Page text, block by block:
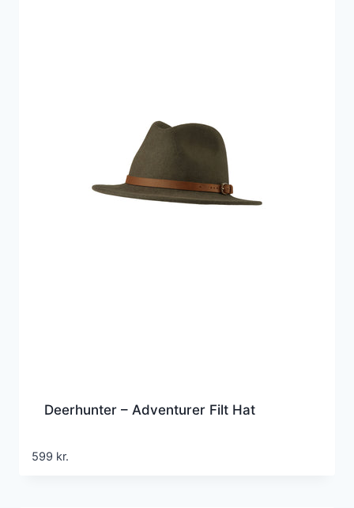
Deerhunter – Adventurer Filt Hat
599 kr.